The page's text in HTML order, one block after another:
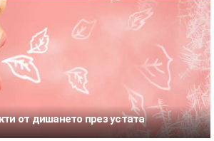
от дишането през устата